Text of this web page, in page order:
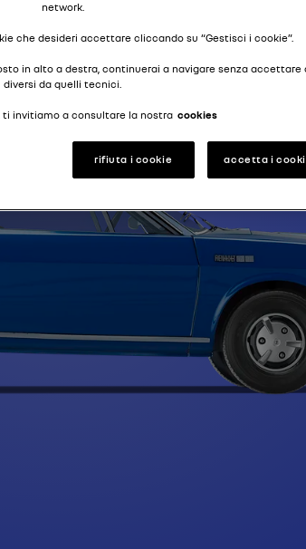
A
network.
che desideri accettare cliccando su “Gestisci i cookie”.
in alto a destra, continuerai a navigare senza accettare
diversi da quelli tecnici.
ti invitiamo a consultare la nostra cookies
rifiuta i cookie accetta i